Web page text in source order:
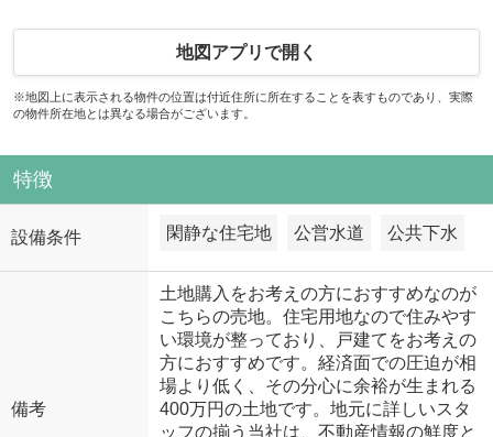
地図アプリで開く
※地図上に表示される物件の位置は付近住所に所在することを表すものであり、実際
の物件所在地とは異なる場合がございます。
特徴
設備条件 閑静な住宅地 公営水道 公共下水
備考
土地購入をお考えの方におすすめなのが
こちらの売地。住宅用地なので住みやす
い環境が整っており、戸建てをお考えの
方におすすめです。経済面での圧迫が相
場より低く、その分心に余裕が生まれる
400万円の土地です。地元に詳しいスタ
ッフの揃う当社は、不動産情報の鮮度と